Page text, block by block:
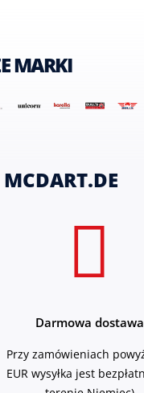
MARKI
Darmowa dostawa
Przy zamówieniach
EUR wysyłka jest